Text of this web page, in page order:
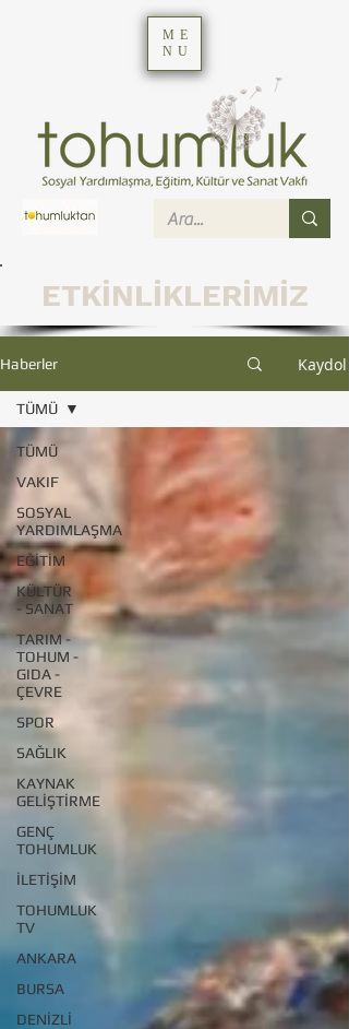
ME
NU
ETKİNLİKLERİMİZ
Haberler Kaydol
TÜMÜ
VAKIF
SOSYAL
YARDIMLAŞMA
EĞİTİM
KÜLTÜR
- SANAT
TARIM -
TOHUM -
GIDA -
ÇEVRE
SPOR
SAĞLIK
KAYNAK
GELİŞTİRME
GENÇ
TOHUMLUK
İLETİŞİM
TOHUMLUK
TV
ANKARA
BURSA
DENİZLİ
TÜMÜ